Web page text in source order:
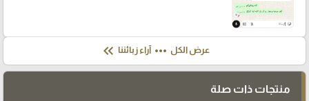
عرض الكل more_horiz آراء زبائننا keyboard_double_arrow_left
منتجات ذات صلة